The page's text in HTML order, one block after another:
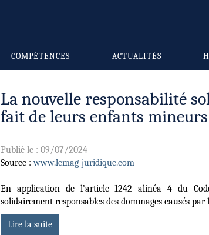
COMPÉTENCES ACTUALITÉS
La nouvelle responsabilité
fait de leurs enfants mineurs
Publié le : 09/07/2024
Source :www.lemag-juridique.com
En application de l’article 1242 alinéa 4 du
solidairement responsables des dommages causés
Lire la suite